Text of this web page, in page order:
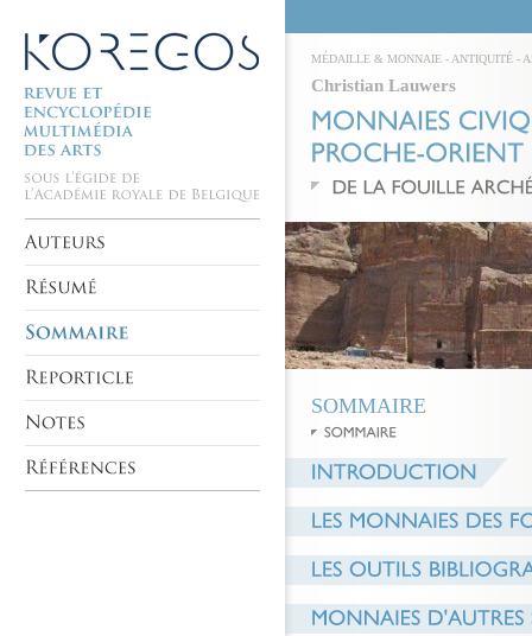
MÉDAILLE & MONNAIE - ANTIQUITÉ -
Christian Lauwers
SOMMAIRE